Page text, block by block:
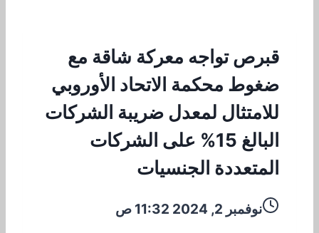
قبرص تواجه معركة شاقة مع
ضغوط محكمة الاتحاد الأوروبي
للامتثال لمعدل ضريبة الشركات
البالغ 15% على الشركات
المتعددة الجنسيات
نوفمبر 2, 2024 11:32 ص